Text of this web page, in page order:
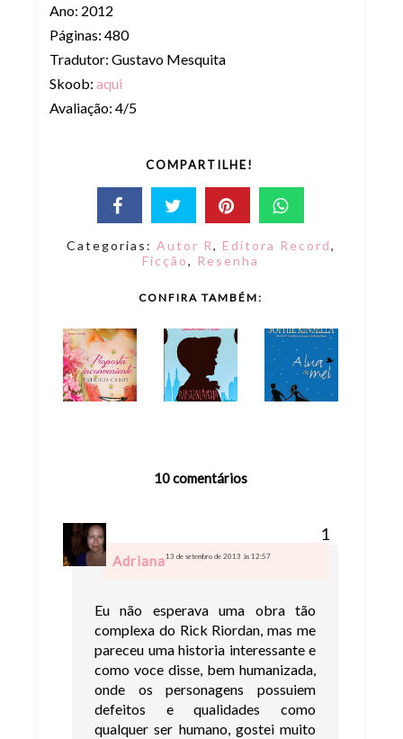
Ano: 2012
Páginas: 480
Tradutor: Gustavo Mesquita
Skoob: aqui
Avaliação: 4/5
COMPARTILHE!
Categorias: Autor R, Editora Record,
Ficção, Resenha
CONFIRA TAMBÉM:
10 comentários
Adriana13 de setembro de 2013 às 12:57
Eu não esperava uma obra tão
complexa do Rick Riordan, mas me
pareceu uma historia interessante e
como voce disse, bem humanizada,
onde os personagens possuiem
defeitos e qualidades como
qualquer ser humano, gostei muito